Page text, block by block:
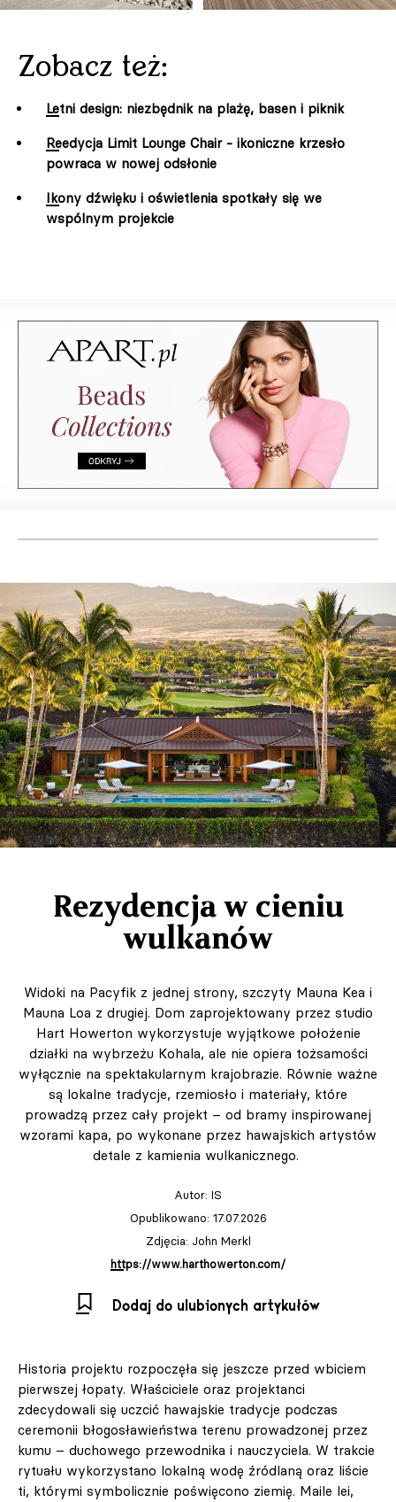
Zobacz też:
Letni design: niezbędnik na plażę, basen i piknik
Reedycja Limit Lounge Chair - ikoniczne krzesło
powraca w nowej odsłonie
Ikony dźwięku i oświetlenia spotkały się we
wspólnym projekcie
Rezydencja w cieniu
wulkanów
Widoki na Pacyfik z jednej strony, szczyty Mauna Kea i
Mauna Loa z drugiej. Dom zaprojektowany przez studio
Hart Howerton wykorzystuje wyjątkowe położenie
działki na wybrzeżu Kohala, ale nie opiera tożsamości
wyłącznie na spektakularnym krajobrazie. Równie ważne
są lokalne tradycje, rzemiosło i materiały, które
prowadzą przez cały projekt – od bramy inspirowanej
wzorami kapa, po wykonane przez hawajskich artystów
detale z kamienia wulkanicznego.
Autor: IS
Opublikowano: 17.07.2026
Zdjęcia: John Merkl
https://www.harthowerton.com/
Dodaj do ulubionych artykułów
Historia projektu rozpoczęła się jeszcze przed wbiciem
pierwszej łopaty. Właściciele oraz projektanci
zdecydowali się uczcić hawajskie tradycje podczas
ceremonii błogosławieństwa terenu prowadzonej przez
kumu – duchowego przewodnika i nauczyciela. W trakcie
rytuału wykorzystano lokalną wodę źródlaną oraz liście
ti, którymi symbolicznie poświęcono ziemię. Maile lei,